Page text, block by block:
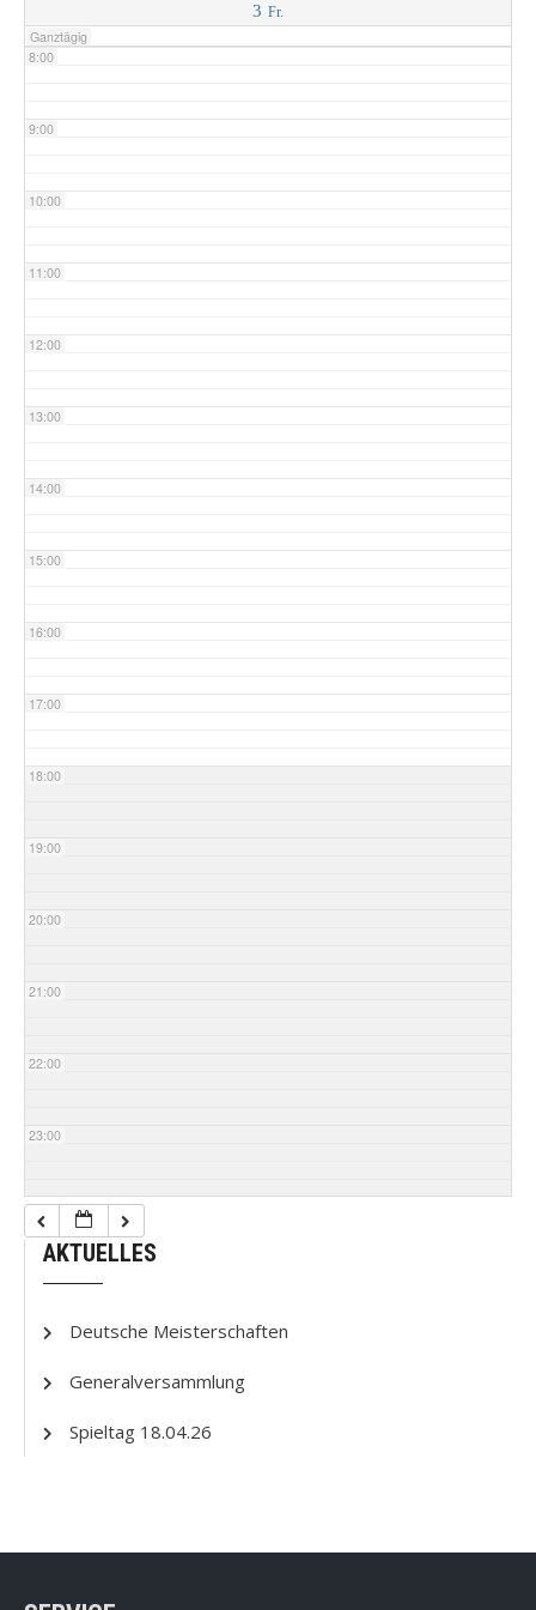
3 Fr.
Ganztägig
8:00
9:00
10:00
11:00
12:00
13:00
14:00
15:00
16:00
17:00
18:00
19:00
20:00
21:00
22:00
23:00
AKTUELLES
Deutsche Meisterschaften
Generalversammlung
Spieltag 18.04.26